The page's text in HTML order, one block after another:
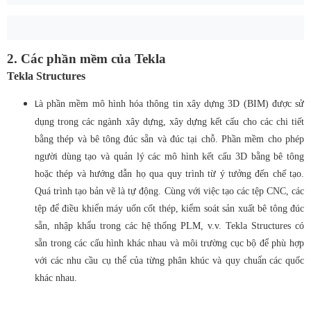
2. Các phần mềm của Tekla
Tekla Structures
Là phần mềm mô hình hóa thông tin xây dựng 3D (BIM) được sử
dụng trong các ngành xây dựng, xây dựng kết cấu cho các chi tiết
bằng thép và bê tông đúc sẵn và đúc tại chỗ. Phần mềm cho phép
người dùng tạo và quản lý các mô hình kết cấu 3D bằng bê tông
hoặc thép và hướng dẫn họ qua quy trình từ ý tưởng đến chế tạo.
Quá trình tạo bản vẽ là tự động. Cùng với việc tạo các tệp CNC, các
tệp để điều khiển máy uốn cốt thép, kiểm soát sản xuất bê tông đúc
sẵn, nhập khẩu trong các hệ thống PLM, v.v. Tekla Structures có
sẵn trong các cấu hình khác nhau và môi trường cục bộ để phù hợp
với các nhu cầu cụ thể củatừng phân khúc và quy chuẩn các quốc
khác nhau.